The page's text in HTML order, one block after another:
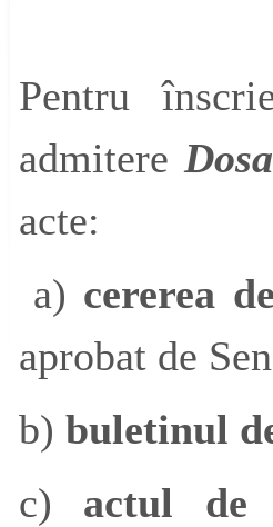
Pentru
admitere
acte:
a) cererea
aprobat de
b) buletinul
c) actul